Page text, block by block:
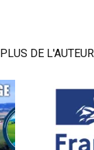
PLUS DE L'AUTEUR